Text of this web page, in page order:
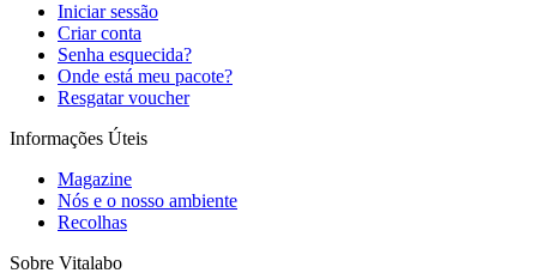
Iniciar sessão
Criar conta
Senha esquecida?
Onde está meu pacote?
Resgatar voucher
Informações Úteis
Magazine
Nós e o nosso ambiente
Recolhas
Sobre Vitalabo